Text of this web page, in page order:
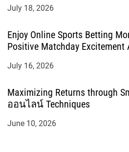
July 18, 2026
Enjoy Online Sports Betting
Positive Matchday Excitement
July 16, 2026
Maximizing Returns through
ออนไลน์ Techniques
June 10, 2026